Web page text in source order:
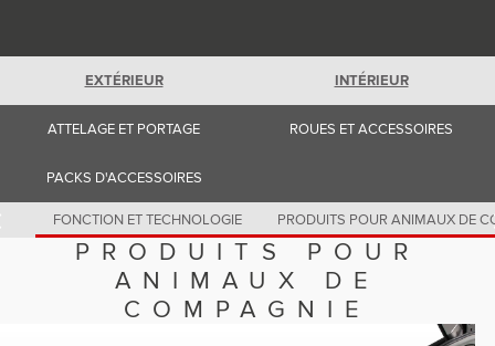
Switzerland (French)
USA (English)
EXTÉRIEUR INTÉRIEUR
ATTELAGE ET PORTAGE ROUES ET ACCESSOIRES
PACKS D'ACCESSOIRES
FONCTION ET TECHNOLOGIE PRODUITS POUR ANIMAUX DE
PRODUITS POUR
ANIMAUX DE
COMPAGNIE